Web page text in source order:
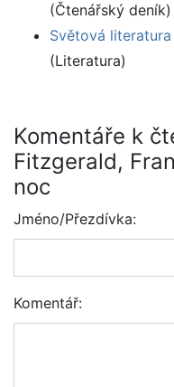
(Čtenářský deník)
Světová
(Literatura)
Komentáře k
Fitzgerald,
noc
Jméno/Přezdívka:
Komentář: